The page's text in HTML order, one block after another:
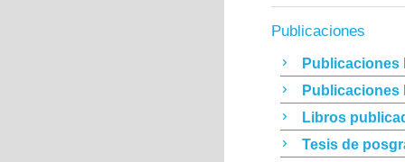
Publicaciones
Publicaciones
Publicaciones
Libros
Tesis de